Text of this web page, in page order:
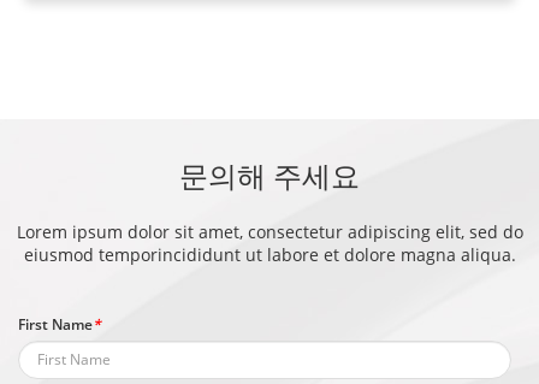
문의해 주세요
Lorem ipsum dolor sit amet, consectetur adipiscing elit, sed do
eiusmod temporincididunt ut labore et dolore magna aliqua.
First Name*